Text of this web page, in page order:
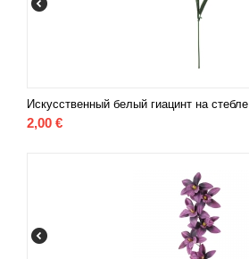
Искусственный белый гиацинт на стебле
2,00 €